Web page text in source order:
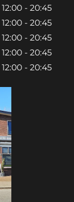
12:00 - 20:45
12:00 - 20:45
12:00 - 20:45
12:00 - 20:45
12:00 - 20:45